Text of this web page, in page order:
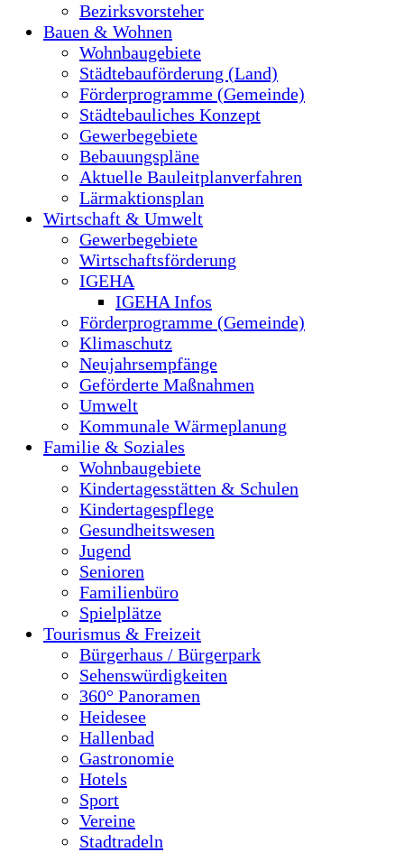
Bezirksvorsteher
Bauen & Wohnen
Wohnbaugebiete
Städtebauförderung (Land)
Förderprogramme (Gemeinde)
Städtebauliches Konzept
Gewerbegebiete
Bebauungspläne
Aktuelle Bauleitplanverfahren
Lärmaktionsplan
Wirtschaft & Umwelt
Gewerbegebiete
Wirtschaftsförderung
IGEHA
IGEHA Infos
Förderprogramme (Gemeinde)
Klimaschutz
Neujahrsempfänge
Geförderte Maßnahmen
Umwelt
Kommunale Wärmeplanung
Familie & Soziales
Wohnbaugebiete
Kindertagesstätten & Schulen
Kindertagespflege
Gesundheitswesen
Jugend
Senioren
Familienbüro
Spielplätze
Tourismus & Freizeit
Bürgerhaus / Bürgerpark
Sehenswürdigkeiten
360° Panoramen
Heidesee
Hallenbad
Gastronomie
Hotels
Sport
Vereine
Stadtradeln